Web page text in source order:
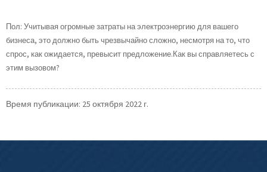
Пол: Учитывая огромные затраты на электроэнергию для вашего
бизнеса, это должно быть чрезвычайно сложно, несмотря на то, что
спрос, как ожидается, превысит предложение.Как вы справляетесь с
этим вызовом?
Время публикации: 25 октября 2022 г.